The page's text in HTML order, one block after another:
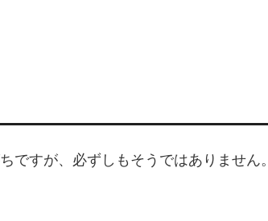
ですが、必ずしもそうではありません。